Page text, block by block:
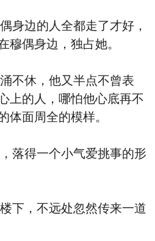
身边的人全都走了才好，
穆偶身边，独占她。
不休，他又半点不曾表
上的人，哪怕他心底再不
体面周全的模样。
落得一个小气爱挑事的形
下，不远处忽然传来一道